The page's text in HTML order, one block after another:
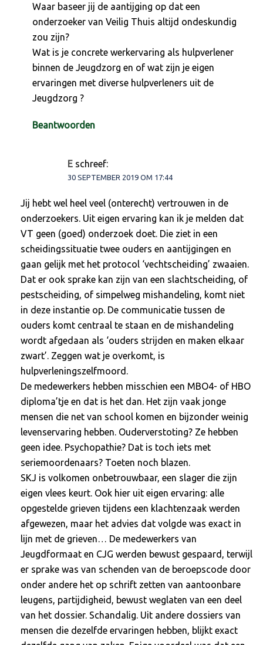
Waar baseer jij de aantijging op dat een
onderzoeker van Veilig Thuis altijd ondeskundig
zou zijn?
Wat is je concrete werkervaring als hulpverlener
binnen de Jeugdzorg en of wat zijn je eigen
ervaringen met diverse hulpverleners uit de
Jeugdzorg ?
Beantwoorden
E schreef:
30 SEPTEMBER 2019 OM 17:44
Jij hebt wel heel veel (onterecht) vertrouwen in de
onderzoekers. Uit eigen ervaring kan ik je melden dat
VT geen (goed) onderzoek doet. Die ziet in een
scheidingssituatie twee ouders en aantijgingen en
gaan gelijk met het protocol ‘vechtscheiding’ zwaaien.
Dat er ook sprake kan zijn van een slachtscheiding, of
pestscheiding, of simpelweg mishandeling, komt niet
in deze instantie op. De communicatie tussen de
ouders komt centraal te staan en de mishandeling
wordt afgedaan als ‘ouders strijden en maken elkaar
zwart’. Zeggen wat je overkomt, is
hulpverleningszelfmoord.
De medewerkers hebben misschien een MBO4- of HBO
diploma’tje en dat is het dan. Het zijn vaak jonge
mensen die net van school komen en bijzonder weinig
levenservaring hebben. Ouderverstoting? Ze hebben
geen idee. Psychopathie? Dat is toch iets met
seriemoordenaars? Toeten noch blazen.
SKJ is volkomen onbetrouwbaar, een slager die zijn
eigen vlees keurt. Ook hier uit eigen ervaring: alle
opgestelde grieven tijdens een klachtenzaak werden
afgewezen, maar het advies dat volgde was exact in
lijn met de grieven… De medewerkers van
Jeugdformaat en CJG werden bewust gespaard, terwijl
er sprake was van schenden van de beroepscode door
onder andere het op schrift zetten van aantoonbare
leugens, partijdigheid, bewust weglaten van een deel
van het dossier. Schandalig. Uit andere dossiers van
mensen die dezelfde ervaringen hebben, blijkt exact